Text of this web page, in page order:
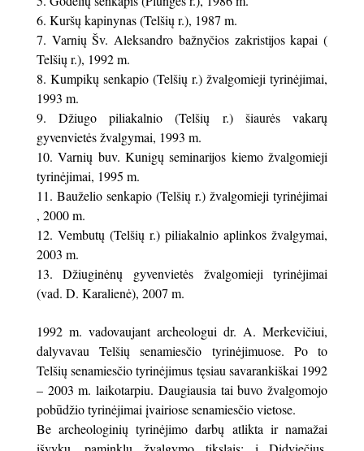
Kuršų kapinynas (Telšių r.), 1987 m.
Varnių Šv. Aleksandro bažnyčios zakristijos kapai (
Telšių r.), 1992 m.
Kumpikų senkapio (Telšių r.) žvalgomieji tyrinėjimai,
1993 m.
Džiugo piliakalnio (Telšių r.) šiaurės vakarų
gyvenvietės žvalgymai, 1993 m.
Varnių buv. Kunigų seminarijos kiemo žvalgomieji
tyrinėjimai, 1995 m.
Bauželio senkapio (Telšių r.) žvalgomieji tyrinėjimai
, 2000 m.
Vembutų (Telšių r.) piliakalnio aplinkos žvalgymai,
2003 m.
Džiuginėnų gyvenvietės žvalgomieji tyrinėjimai
(vad. D. Karalienė), 2007 m.
1992 m. vadovaujant archeologui dr. A. Merkevičiui,
dalyvavau Telšių senamiesčio tyrinėjimuose. Po to
Telšių senamiesčio tyrinėjimus tęsiau savarankiškai 1992
– 2003 m. laikotarpiu. Daugiausia tai buvo žvalgomojo
pobūdžio tyrinėjimai įvairiose senamiesčio vietose.
Be archeologinių tyrinėjimo darbų atlikta ir namažai